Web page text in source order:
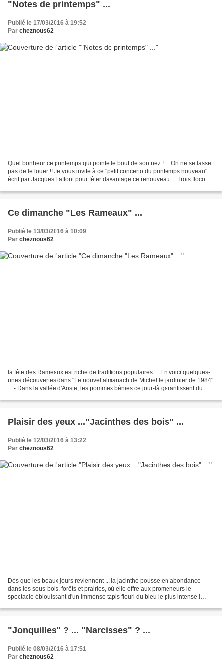
"Notes de printemps" ...
Publié le 17/03/2016 à 19:52
Par cheznous62
Quel bonheur ce printemps qui pointe le bout de son nez ! ... On ne se lasse
pas de le louer !! Je vous invite à ce "petit concerto du printemps nouveau"
écrit par Jacques Laffont pour fêter davantage ce renouveau ... Trois flocons
Ce dimanche "Les Rameaux" ...
Publié le 13/03/2016 à 10:09
Par cheznous62
la fête des Rameaux est riche de traditions populaires ... En voici quelques-
unes découvertes dans "Le nouvel almanach de Michel le jardinier de 1984"
... - Dans la vallée d'Aoste, les pommes bénies ce jour-là garantissent du mal
Plaisir des yeux ..."Jacinthes des bois" ...
Publié le 12/03/2016 à 13:22
Par cheznous62
Dès que les beaux jours reviennent ... la jacinthe pousse en abondance
dans les sous-bois, forêts et prairies, où elle offre aux promeneurs le
spectacle éblouissant d'un immense tapis fleuri du bleu le plus intense !
"Jonquilles" ? ... "Narcisses" ? ...
Publié le 08/03/2016 à 17:51
Par cheznous62